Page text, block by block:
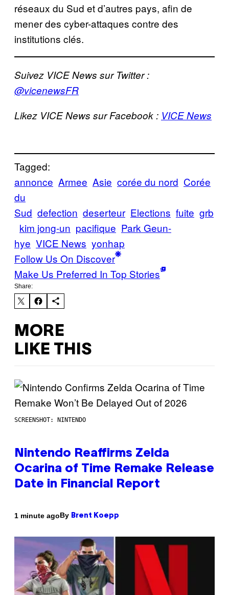
réseaux du Sud et d’autres pays, afin de
mener des cyber-attaques contre des
institutions clés.
Suivez VICE News sur Twitter :
@vicenewsFR
Likez VICE News sur Facebook : VICE News
Tagged:
annonce Armee Asie corée du nord Corée
du
Sud defection deserteur Elections fuite grb
kim jong-un pacifique Park Geun-
hye VICE News yonhap
Follow Us On Discover
Make Us Preferred In Top Stories
Share:
MORE
LIKE THIS
SCREENSHOT: NINTENDO
Nintendo Reaffirms Zelda
Ocarina of Time Remake Release
Date in Financial Report
1 minute agoBy Brent Koepp